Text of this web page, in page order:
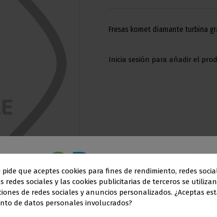
Este sitio web está dirigidoen exclusivaa
DEL SECTOR
Fresas komet diamante turbina
Inicia sesión para añadir el
que aceptes cookies para fines de rendimiento, redes
redes sociales y las cookies publicitarias de terceros se
de redes sociales y anuncios personalizados. ¿Aceptas
de datos personales involucrados?